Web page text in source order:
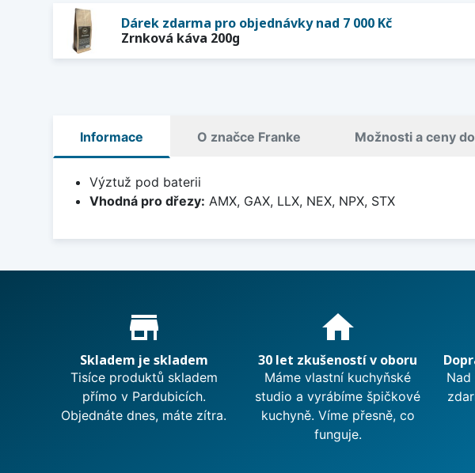
Dárek zdarma pro objednávky nad 7 000 Kč
Zrnková káva 200g
Informace O značce Franke Možnosti a ceny
Výztuž pod baterii
Vhodná pro dřezy: AMX, GAX, LLX, NEX, NPX, STX
Proč nakupovat u nás?
store_mall_directory
Skladem je skladem
Tisíce produktů skladem
přímo v Pardubicích.
Objednáte dnes, máte zítra.
home
30 let zkušeností v oboru
Máme vlastní kuchyňské
studio a vyrábíme špičkové
kuchyně. Víme přesně, co
funguje.